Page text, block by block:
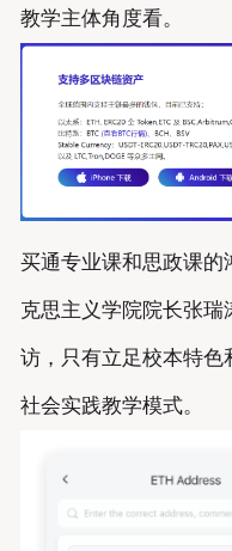
教学主体角度看。
买通专业课和思政课的
克思主义学院院长张
访，只有立足校本特色
社会实践教学模式。